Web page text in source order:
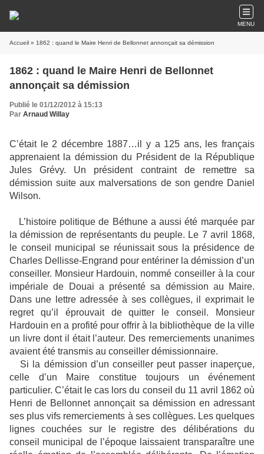
MENU
Accueil » 1862 : quand le Maire Henri de Bellonnet annonçait sa démission
1862 : quand le Maire Henri de Bellonnet
annonçait sa démission
Publié le 01/12/2012 à 15:13
Par Arnaud Willay
C’était le 2 décembre 1887…il y a 125 ans, les français
apprenaient la démission du Président de la République
Jules Grévy. Un président contraint de remettre sa
démission suite aux malversations de son gendre Daniel
Wilson.
L’histoire politique de Béthune a aussi été marquée par
la démission de représentants du peuple. Le 7 avril 1868,
le conseil municipal se réunissait sous la présidence de
Charles Dellisse-Engrand pour entériner la démission d’un
conseiller. Monsieur Hardouin, nommé conseiller à la cour
impériale de Douai a présenté sa démission au Maire.
Dans une lettre adressée à ses collègues, il exprimait le
regret qu’il éprouvait de quitter le conseil. Monsieur
Hardouin en a profité pour offrir à la bibliothèque de la ville
un livre dont il était l’auteur. Des remerciements unanimes
avaient été transmis au conseiller démissionnaire.
Si la démission d’un conseiller peut passer inaperçue,
celle d’un Maire constitue toujours un événement
particulier. C’était le cas lors du conseil du 11 avril 1862 où
Henri de Bellonnet annonçait sa démission en adressant
ses plus vifs remerciements à ses collègues. Les quelques
lignes couchées sur le registre des délibérations du
conseil municipal de l’époque laissaient transparaître une